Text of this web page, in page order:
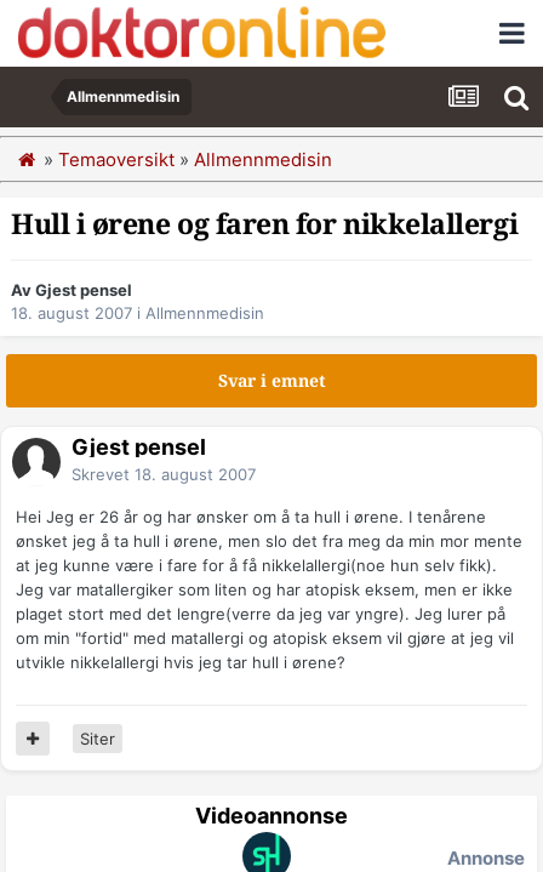
Allmennmedisin
» Temaoversikt » Allmennmedisin
Hull i ørene og faren for nikkelallergi
Av Gjest pensel
18. august 2007 i Allmennmedisin
Svar i emnet
Gjest pensel
Skrevet 18. august 2007
Hei Jeg er 26 år og har ønsker om å ta hull i ørene. I tenårene
ønsket jeg å ta hull i ørene, men slo det fra meg da min mor mente
at jeg kunne være i fare for å få nikkelallergi(noe hun selv fikk).
Jeg var matallergiker som liten og har atopisk eksem, men er ikke
plaget stort med det lengre(verre da jeg var yngre). Jeg lurer på
om min "fortid" med matallergi og atopisk eksem vil gjøre at jeg vil
utvikle nikkelallergi hvis jeg tar hull i ørene?
Siter
Videoannonse
Annonse